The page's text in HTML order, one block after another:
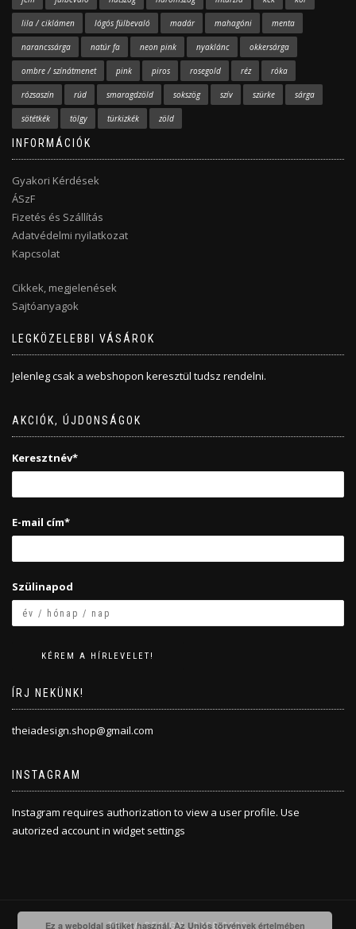
lila / ciklámen lógós fülbevaló madár mahagóni menta
narancssárga natúr fa neon pink nyaklánc okkersárga
ombre / színátmenet pink piros rosegold réz róka
rózsaszín rúd smaragdzöld sokszög szív szürke sárga
sötétkék tölgy türkizkék zöld
INFORMÁCIÓK
Gyakori Kérdések
ÁSzF
Fizetés és Szállítás
Adatvédelmi nyilatkozat
Kapcsolat
Cikkek, megjelenések
Sajtóanyagok
LEGKÖZELEBBI VÁSÁROK
Jelenleg csak a webshopon keresztül tudsz rendelni.
AKCIÓK, ÚJDONSÁGOK
Keresztnév*
E-mail cím*
Szülinapod
ÍRJ NEKÜNK!
theiadesign.shop@gmail.com
INSTAGRAM
Instagram requires authorization to view a user profile. Use
autorized account in widget settings
THEIA DESIGN, 2008-2020
Ez a weboldal sütiket használ. Az Uniós törvények értelmében